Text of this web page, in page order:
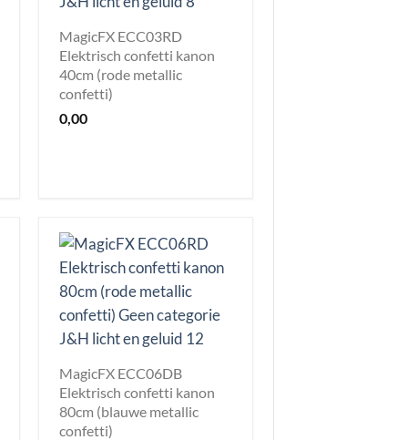
MagicFX ECC03RD
Elektrisch confetti kanon
40cm (rode metallic
confetti)
0,00
MagicFX ECC06DB
Elektrisch confetti kanon
80cm (blauwe metallic
confetti)